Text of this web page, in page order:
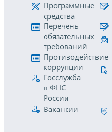
Программные
средства
Перечень
обязательных
требований
Противодействие
коррупции
Госслужба
в ФНС
России
Вакансии